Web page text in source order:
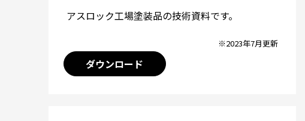
アスロック工場塗装品の技術資料です。
※2023年7月更新
ダウンロード